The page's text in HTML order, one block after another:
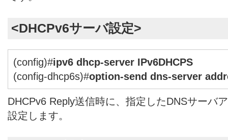
<DHCPv6サーバ設定>
(config)#ipv6 dhcp-server IPv6DHCPS
(config-dhcp6s)#option-send dns-server
DHCPv6 Reply送信時に、指定したDNSサーバ
設定します。